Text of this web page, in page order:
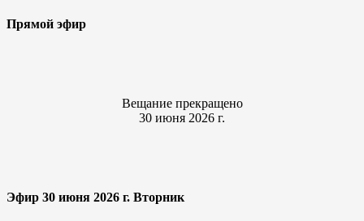
Прямой эфир
Вещание прекращено
30 июня 2026 г.
Эфир 30 июня 2026 г. Вторник